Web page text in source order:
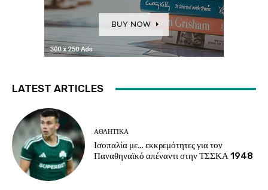
LATEST ARTICLES
ΑΘΛΗΤΙΚΑ
Ισοπαλία με… εκκρεμότητες για τον
Παναθηναϊκό απέναντι στην ΤΣΣΚΑ 1948